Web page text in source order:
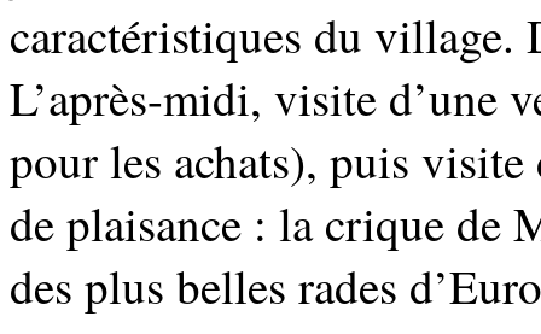
caractéristiques du village.
L’après-midi, visite d’une
pour les achats), puis
de plaisance : la crique de
des plus belles rades